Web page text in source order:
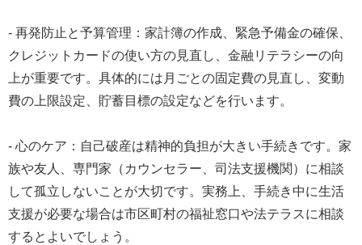
- 再発防止と予算管理：家計簿の作成、緊急予備金の確保、
クレジットカードの使い方の見直し、金融リテラシーの向
上が重要です。具体的には月ごとの固定費の見直し、変動
費の上限設定、貯蓄目標の設定などを行います。
- 心のケア：自己破産は精神的負担が大きい手続きです。家
族や友人、専門家（カウンセラー、司法支援機関）に相談
して孤立しないことが大切です。実務上、手続き中に生活
支援が必要な場合は市区町村の福祉窓口や法テラスに相談
するとよいでしょう。